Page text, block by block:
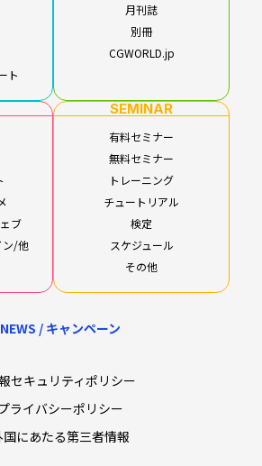
ト
月刊誌
別冊
CGWORLD.jp
ブ
ン/他
SEMINAR
有料セミナー
無料セミナー
トレーニング
チュートリアル
検定
スケジュール
その他
NEWS / キャンペーン
セキュリティポリシー
ライバシーポリシー
国にあたる第三者情報